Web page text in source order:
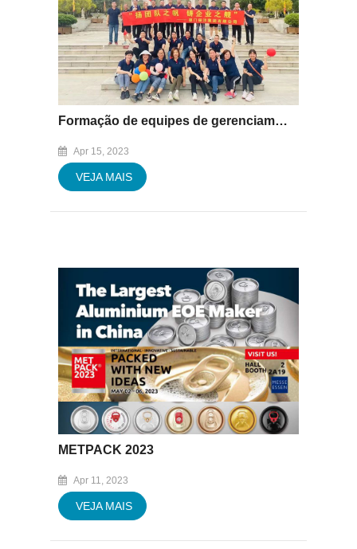
Formação de equipes de gerenciamento 2023
Apr 15, 2023
VEJA MAIS
METPACK 2023
Apr 11, 2023
VEJA MAIS